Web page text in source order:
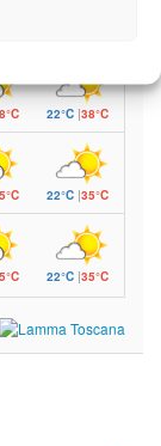
22°C |38°C
22°C |35°C
22°C |35°C